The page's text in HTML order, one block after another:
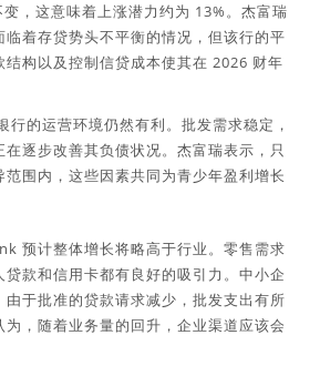
，这意味着上涨潜力约为 13%。杰富瑞
着存贷势头不平衡的情况，但该行的平
结构以及控制信贷成本使其在 2026 财年
行的运营环境仍然有利。批发需求稳定，
逐步改善其负债状况。杰富瑞表示，只
围内，这些因素共同为青少年盈利增长
预计整体增长将略高于行业。零售需求
贷款和信用卡都有良好的吸引力。中小企
于批准的贷款请求减少，批发支出有所
为，随着业务量的回升，企业渠道应该会